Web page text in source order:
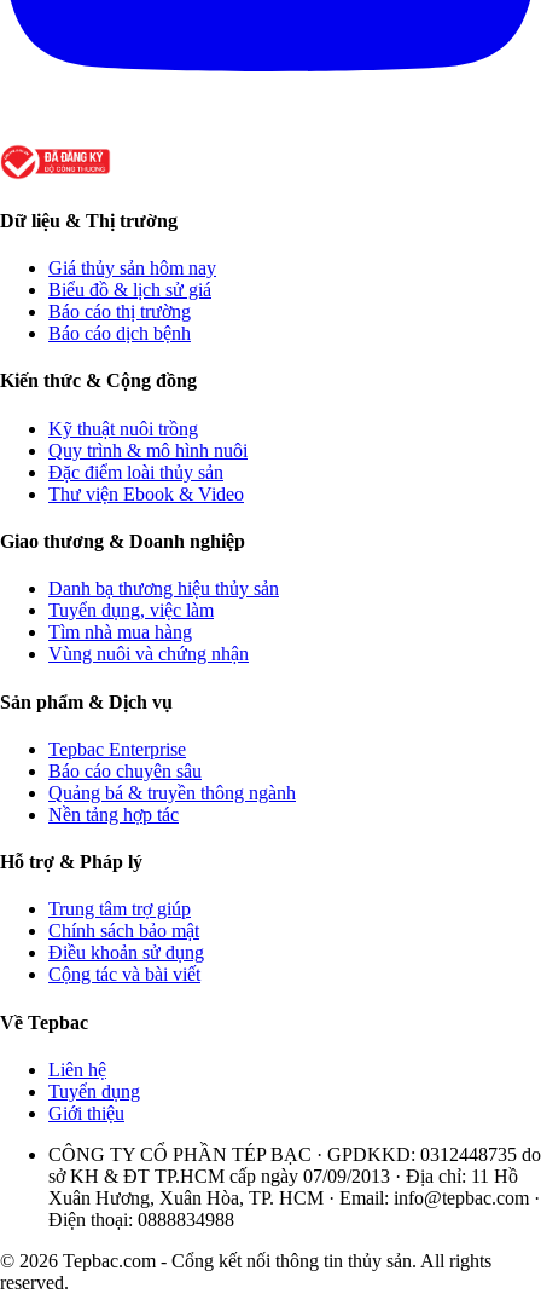
Dữ liệu & Thị trường
Giá thủy sản hôm nay
Biểu đồ & lịch sử giá
Báo cáo thị trường
Báo cáo dịch bệnh
Kiến thức & Cộng đồng
Kỹ thuật nuôi trồng
Quy trình & mô hình nuôi
Đặc điểm loài thủy sản
Thư viện Ebook & Video
Giao thương & Doanh nghiệp
Danh bạ thương hiệu thủy sản
Tuyển dụng, việc làm
Tìm nhà mua hàng
Vùng nuôi và chứng nhận
Sản phẩm & Dịch vụ
Tepbac Enterprise
Báo cáo chuyên sâu
Quảng bá & truyền thông ngành
Nền tảng hợp tác
Hỗ trợ & Pháp lý
Trung tâm trợ giúp
Chính sách bảo mật
Điều khoản sử dụng
Cộng tác và bài viết
Về Tepbac
Liên hệ
Tuyển dụng
Giới thiệu
CÔNG TY CỔ PHẦN TÉP BẠC · GPDKKD: 0312448735 do
sở KH & ĐT TP.HCM cấp ngày 07/09/2013 · Địa chỉ: 11 Hồ
Xuân Hương, Xuân Hòa, TP. HCM · Email: info@tepbac.com ·
Điện thoại: 0888834988
© 2026 Tepbac.com - Cổng kết nối thông tin thủy sản. All rights
reserved.